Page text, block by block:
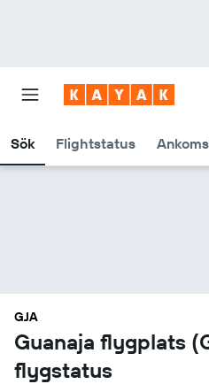
Sök Flightstatus
GJA
Guanaja flygplats
flygstatus